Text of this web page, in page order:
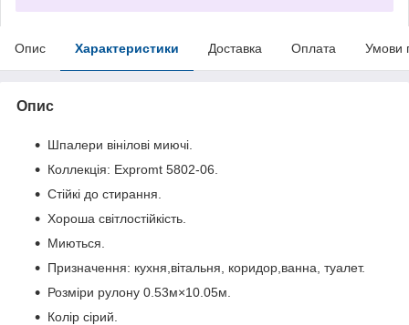
Опис Характеристики Доставка Оплата Умови
Опис
Шпалери вінілові миючі.
Коллекція: Expromt 5802-06.
Стійкі до стирання.
Хороша світлостійкість.
Миються.
Призначення: кухня,вітальня, коридор,ванна, туалет.
Розміри рулону 0.53м×10.05м.
Колір сірий.